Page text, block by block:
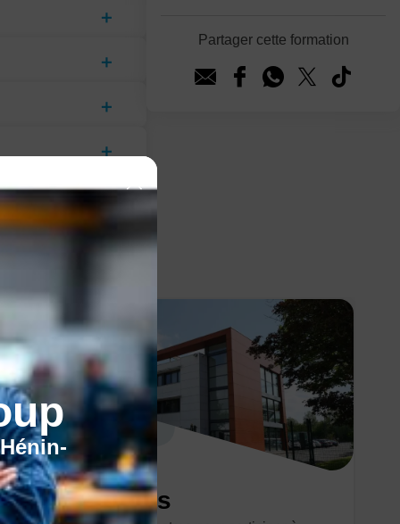
Partager cette formation
Nos centres